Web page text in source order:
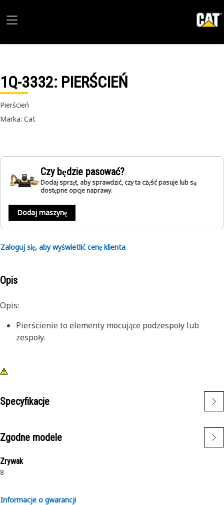
1Q-3332: PIERŚCIEŃ
Pierścień
Marka: Cat
Czy będzie pasować?
Dodaj sprzęt, aby sprawdzić, czy ta część pasuje lub są
dostępne opcje naprawy.
Dodaj maszynę
Zaloguj się, aby wyświetlić cenę klienta
Opis
Opis:
Pierścienie to elementy mocujące podzespoły lub
zespoły.
Specyfikacje
Zgodne modele
Zrywak
8
Informacje o gwarancji